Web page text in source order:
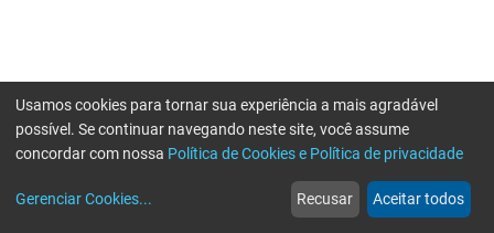
web
Notícias
more_horiz
Mais
Usamos cookies para tornar sua experiência a mais agradável
possível. Se continuar navegando neste site, você assume
concordar com nossa Política de Cookies e Política de privacidade
Gerenciar Cookies... Recusar Aceitar todos
Erro ao enviar informações, por favor tente novamente